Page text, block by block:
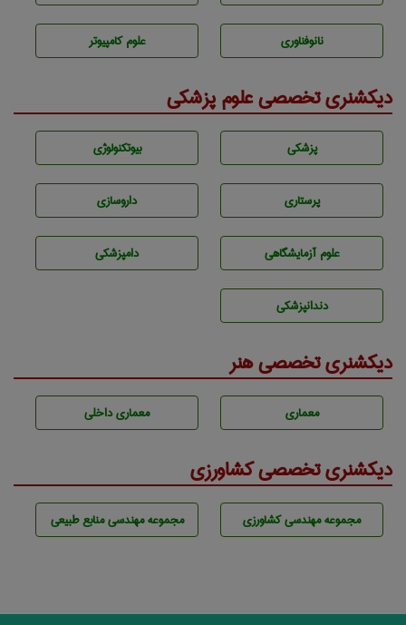
نانوفناوری علوم کامپیوتر
دیکشنری تخصصی علوم پزشکی
پزشكی بيوتكنولوژی
پرستاری داروسازی
علوم آزمايشگاهی دامپزشكی
دندانپزشكی
دیکشنری تخصصی هنر
معماری معماری داخلی
دیکشنری تخصصی کشاورزی
مجموعه مهندسی كشاورزی مجموعه مهندسی منابع طبيعی